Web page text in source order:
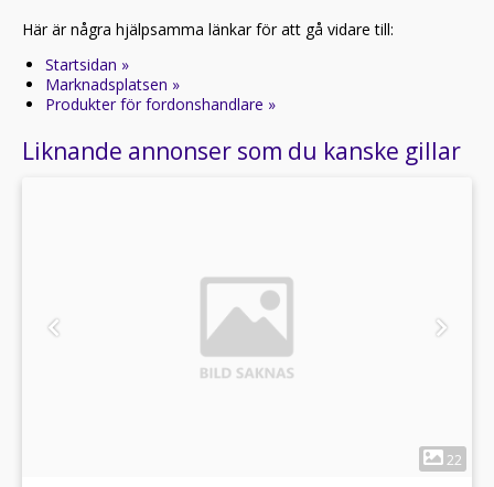
Här är några hjälpsamma länkar för att gå vidare till:
Startsidan »
Marknadsplatsen »
Produkter för fordonshandlare »
Liknande annonser som du kanske gillar
22